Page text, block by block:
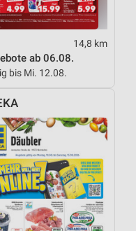
14,8 km
ab 06.08.
bis Mi. 12.08.